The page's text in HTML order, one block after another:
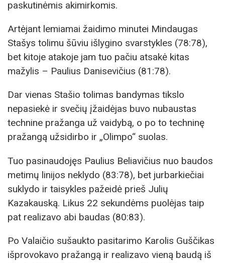
paskutinėmis akimirkomis.
Artėjant lemiamai žaidimo minutei Mindaugas
Stašys tolimu šūviu išlygino svarstykles (78:78),
bet kitoje atakoje jam tuo pačiu atsakė kitas
mažylis – Paulius Danisevičius (81:78).
Dar vienas Stašio tolimas bandymas tikslo
nepasiekė ir svečių įžaidėjas buvo nubaustas
technine pražanga už vaidybą, o po to techninę
pražangą užsidirbo ir „Olimpo“ suolas.
Tuo pasinaudojęs Paulius Beliavičius nuo baudos
metimų linijos neklydo (83:78), bet jurbarkiečiai
suklydo ir taisykles pažeidė prieš Julių
Kazakauską. Likus 22 sekundėms puolėjas taip
pat realizavo abi baudas (80:83).
Po Valaičio sušaukto pasitarimo Karolis Guščikas
išprovokavo pražangą ir realizavo vieną baudą iš